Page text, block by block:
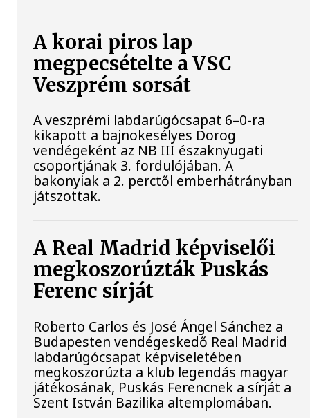
A korai piros lap
megpecsételte a VSC
Veszprém sorsát
A veszprémi labdarúgócsapat 6–0-ra
kikapott a bajnokesélyes Dorog
vendégeként az NB III északnyugati
csoportjának 3. fordulójában. A
bakonyiak a 2. perctől emberhátrányban
játszottak.
A Real Madrid képviselői
megkoszorúzták Puskás
Ferenc sírját
Roberto Carlos és José Ángel Sánchez a
Budapesten vendégeskedő Real Madrid
labdarúgócsapat képviseletében
megkoszorúzta a klub legendás magyar
játékosának, Puskás Ferencnek a sírját a
Szent István Bazilika altemplomában.